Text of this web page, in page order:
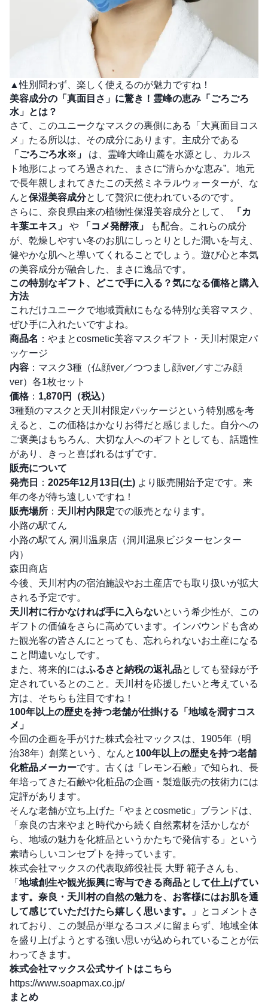
▲性別問わず、楽しく使えるのが魅力ですね！
美容成分の「真面目さ」に驚き！霊峰の恵み「ごろごろ
水」とは？
さて、このユニークなマスクの裏側にある「大真面目コス
メ」たる所以は、その成分にあります。主成分である
「ごろごろ水※」
は、霊峰大峰山麓を水源とし、カルス
ト地形によってろ過された、まさに“清らかな恵み”。地元
で長年親しまれてきたこの天然ミネラルウォーターが、な
んと保湿美容成分として贅沢に使われているのです。
さらに、奈良県由来の植物性保湿美容成分として、
「カ
キ葉エキス」
や 「コメ発酵液」
も配合。これらの成分
が、乾燥しやすい冬のお肌にしっとりとした潤いを与え、
健やかな肌へと導いてくれることでしょう。遊び心と本気
の美容成分が融合した、まさに逸品です。
この特別なギフト、どこで手に入る？気になる価格と購入
方法
これだけユニークで地域貢献にもなる特別な美容マスク、
ぜひ手に入れたいですよね。
商品名 ：やまとcosmetic美容マスクギフト・天川村限定パ
ッケージ
内容 ：マスク3種（仏顔ver／つつまし顔ver／すごみ顔
ver）各1枚セット
価格： 1,870円（税込）
3種類のマスクと天川村限定パッケージという特別感を考
えると、この価格はかなりお得だと感じました。自分への
ご褒美はもちろん、大切な人へのギフトとしても、話題性
があり、きっと喜ばれるはずです。
販売について
発売日
： 2025年12月13日(土) より販売開始予定です。来
年の冬が待ち遠しいですね！
販売場所 ： 天川村内限定での販売となります。
小路の駅てん
小路の駅てん 洞川温泉店（洞川温泉ビジターセンター
内）
森田商店
今後、天川村内の宿泊施設やお土産店でも取り扱いが拡大
される予定です。
天川村に行かなければ手に入らないという希少性が、この
ギフトの価値をさらに高めています。インバウンドも含め
た観光客の皆さんにとっても、忘れられないお土産になる
こと間違いなしです。
また、将来的にはふるさと納税の返礼品としても登録が予
定されているとのこと。天川村を応援したいと考えている
方は、そちらも注目ですね！
100年以上の歴史を持つ老舗が仕掛ける「地域を潤すコス
メ」
今回の企画を手がけた株式会社マックスは、1905年（明
治38年）創業という、なんと 100年以上の歴史を持つ老舗
化粧品メーカーです。古くは「レモン石鹸」で知られ、長
年培ってきた石鹸や化粧品の企画・製造販売の技術力には
定評があります。
そんな老舗が立ち上げた「やまとcosmetic」ブランドは、
「奈良の古来やまと時代から続く自然素材を活かしなが
ら、地域の魅力を化粧品というかたちで発信する」という
素晴らしいコンセプトを持っています。
株式会社マックスの代表取締役社長 大野 範子さんも、
「 地域創生や観光振興に寄与できる商品として仕上げてい
ます。奈良・天川村の自然の魅力を、お客様にはお肌を通
して感じていただけたら嬉しく思います。
」とコメントさ
れており、この製品が単なるコスメに留まらず、地域全体
を盛り上げようとする強い思いが込められていることが伝
わってきます。
株式会社マックス公式サイトはこちら
https://www.soapmax.co.jp/
まとめ